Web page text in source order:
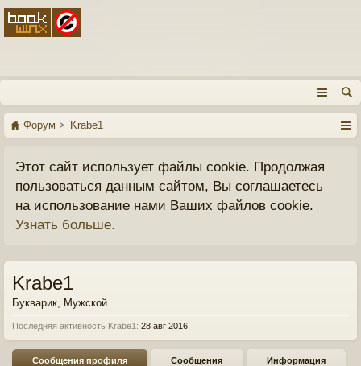
Форум Krabe1
Этот сайт использует файлы cookie. Продолжая
пользоваться данным сайтом, Вы соглашаетесь
на использование нами Ваших файлов cookie.
Узнать больше.
Krabe1
Букварик, Мужской
Последняя активность Krabe1: 28 авг 2016
Сообщения профиля Сообщения Информация